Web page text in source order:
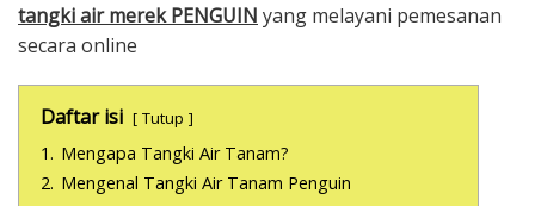
tangki air merek PENGUIN yang melayani pemesanan
secara online
Daftar isi Tutup
1. Mengapa Tangki Air Tanam?
2. Mengenal Tangki Air Tanam Penguin